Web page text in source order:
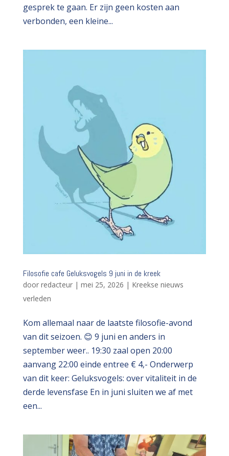
gesprek te gaan. Er zijn geen kosten aan
verbonden, een kleine...
Filosofie cafe Geluksvogels 9 juni in de kreek
door redacteur| mei 25, 2026 | Kreekse nieuws
verleden
Kom allemaal naar de laatste filosofie-avond
van dit seizoen. 😊 9 juni en anders in
september weer.. 19:30 zaal open 20:00
aanvang 22:00 einde entree € 4,- Onderwerp
van dit keer: Geluksvogels: over vitaliteit in de
derde levensfase En in juni sluiten we af met
een...